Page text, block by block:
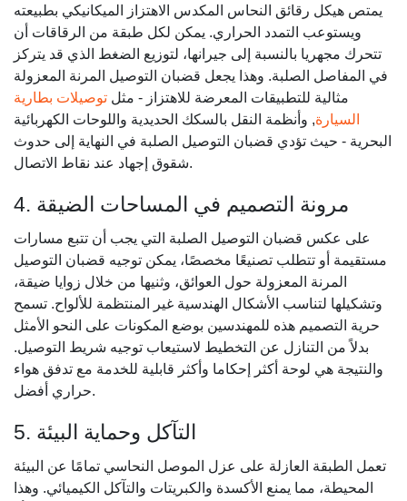
يمتص هيكل رقائق النحاس المكدس الاهتزاز الميكانيكي بطبيعته
ويستوعب التمدد الحراري. يمكن لكل طبقة من الرقاقات أن
تتحرك مجهريا بالنسبة إلى جيرانها، لتوزيع الضغط الذي قد يتركز
في المفاصل الصلبة. وهذا يجعل قضبان التوصيل المرنة المعزولة
مثالية للتطبيقات المعرضة للاهتزاز - مثل توصيلات بطارية
السيارة, وأنظمة النقل بالسكك الحديدية واللوحات الكهربائية
البحرية - حيث تؤدي قضبان التوصيل الصلبة في النهاية إلى حدوث
شقوق إجهاد عند نقاط الاتصال.
4. مرونة التصميم في المساحات الضيقة
على عكس قضبان التوصيل الصلبة التي يجب أن تتبع مسارات
مستقيمة أو تتطلب تصنيعًا مخصصًا، يمكن توجيه قضبان التوصيل
المرنة المعزولة حول العوائق، وثنيها من خلال زوايا ضيقة،
وتشكيلها لتناسب الأشكال الهندسية غير المنتظمة للألواح. تسمح
حرية التصميم هذه للمهندسين بوضع المكونات على النحو الأمثل
بدلاً من التنازل عن التخطيط لاستيعاب توجيه شريط التوصيل.
والنتيجة هي لوحة أكثر إحكاما وأكثر قابلية للخدمة مع تدفق هواء
حراري أفضل.
5. التآكل وحماية البيئة
تعمل الطبقة العازلة على عزل الموصل النحاسي تمامًا عن البيئة
المحيطة، مما يمنع الأكسدة والكبريتات والتآكل الكيميائي. وهذا